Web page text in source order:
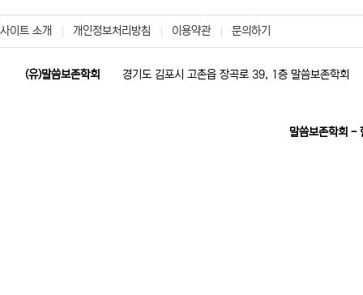
사이트 소개 개인정보처리방침 이용약관 문의하기
(유)말씀보존학회 경기도 김포시 고촌읍 장곡로 39, 1층 말씀보존학회
말씀보존학회 -